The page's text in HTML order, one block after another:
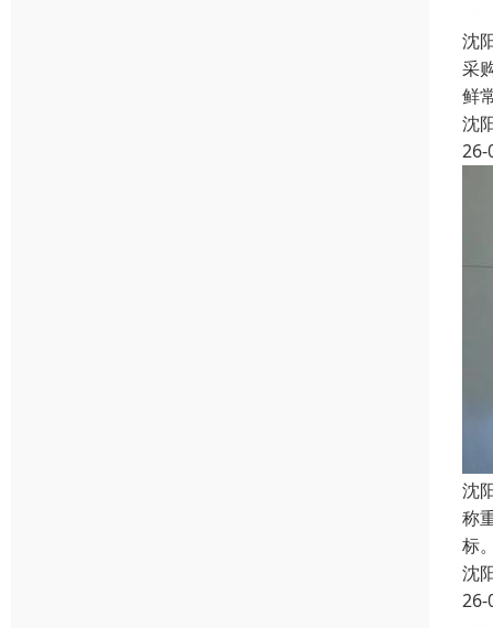
沈
采
鲜
沈
26-
沈
称
标
沈
26-